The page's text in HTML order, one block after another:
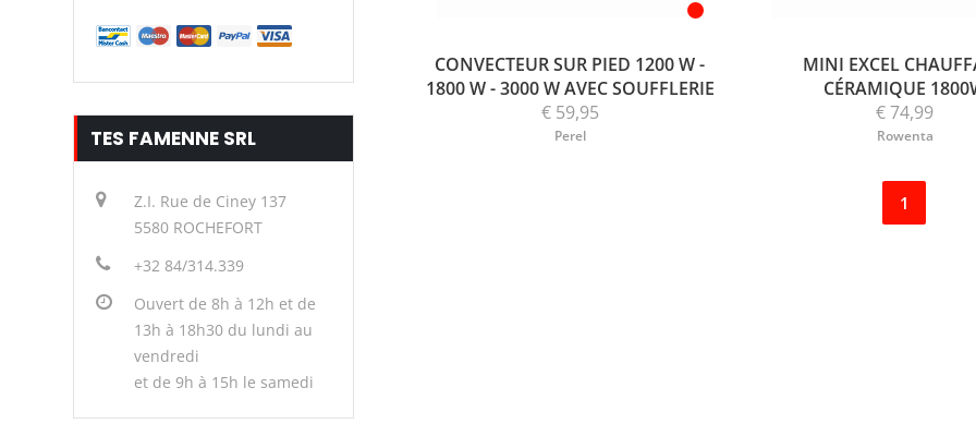
CONVECTEUR SUR PIED 1200 W -
1800 W - 3000 W AVEC SOUFFLERIE
€ 59,95
Perel
MINI EXCEL
CÉRAMIQUE
€ 74,99
Rowenta
1
TES FAMENNE SRL
Z.I. Rue de Ciney 137
5580 ROCHEFORT
+32 84/314.339
Ouvert de 8h à 12h et de
13h à 18h30 du lundi au
vendredi
et de 9h à 15h le samedi